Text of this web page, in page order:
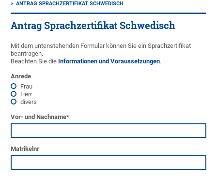
ANTRAG SPRACHZERTIFIKAT SCHWEDISCH
Antrag Sprachzertifikat Schwedisch
Mit dem untenstehenden Formular können Sie ein Sprachzertifikat
beantragen.
Beachten Sie die Informationen und Voraussetzungen.
Anrede
Frau
Herr
divers
Vor- und Nachname*
Matrikelnr